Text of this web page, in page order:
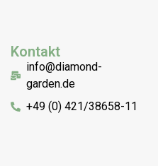
Kontakt
info@diamond-
garden.de
+49 (0) 421/38658-11